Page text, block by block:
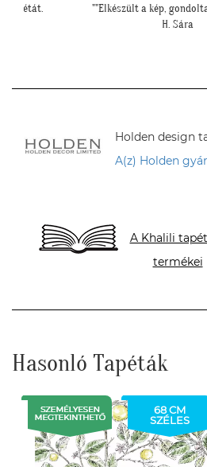
tapétát.
""Elkészült a kép,
H. Sára
Holden design
A(z) Holden
A Khalili
termékei
Hasonló Tapéták
68 CM
SZÉLES